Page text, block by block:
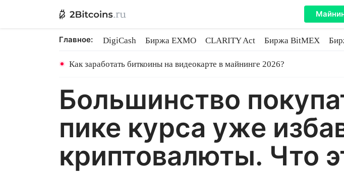
Главное: DigiCash Биржа EXMO CLARITY Act Биржа BitMEX
Как заработать биткоины на видеокарте в майнинге 2026?
Большинство
пике курса уже
криптовалюты. Что